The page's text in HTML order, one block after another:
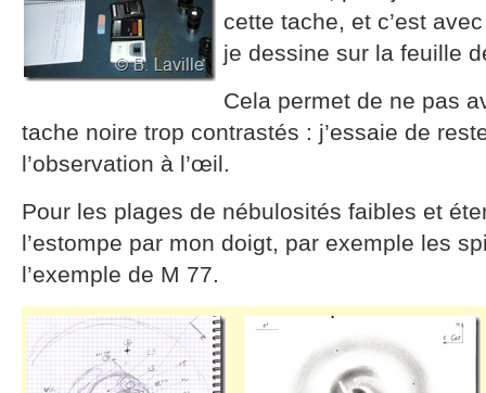
cette tache, et c’est
je dessine sur la feuille
Cela permet de ne pas
tache noire trop contrastés : j’essaie de
l’observation à l’œil.
Pour les plages de nébulosités faibles et
l’estompe par mon doigt, par exemple les
l’exemple de M 77.